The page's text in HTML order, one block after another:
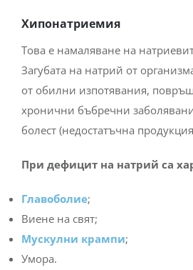
Хипонатриемия
Това е намаляване на
Загубата на натрий от
от обилни изпотявания,
хронични бъбречни
болест (недостатъчна
При дефицит на натрий са
Главоболие;
Виене на свят;
Мускулни крампи;
Умора.